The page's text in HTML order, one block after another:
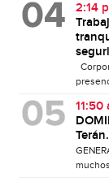
2:14
11:50